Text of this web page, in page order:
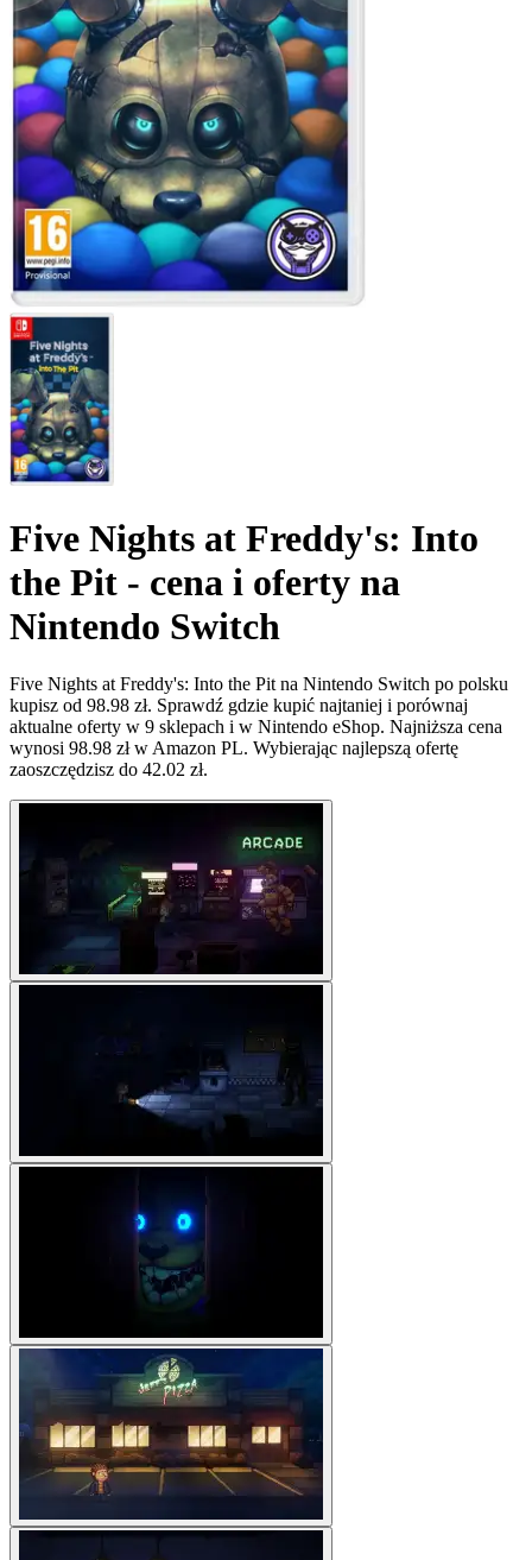
Five Nights at Freddy's: Into
the Pit - cena i oferty na
Nintendo Switch
Five Nights at Freddy's: Into the Pit na Nintendo Switch po polsku
kupisz od 98.98 zł. Sprawdź gdzie kupić najtaniej i porównaj
aktualne oferty w 9 sklepach i w Nintendo eShop. Najniższa cena
wynosi 98.98 zł w Amazon PL. Wybierając najlepszą ofertę
zaoszczędzisz do 42.02 zł.